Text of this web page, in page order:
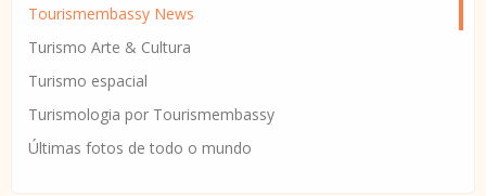
Tourismembassy News
Turismo Arte & Cultura
Turismo espacial
Turismologia por Tourismembassy
Últimas fotos de todo o mundo